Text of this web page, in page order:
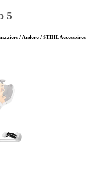
5
/ Andere / STIHL Accessoires